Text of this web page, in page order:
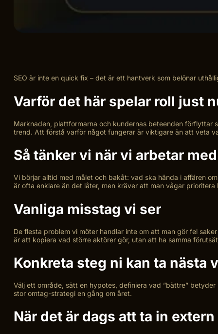
SEO är inte en quick fix – det är ett hantverk som belönar
Varför det här spelar roll just
Marknaden, plattformarna och kundernas beteenden
trend. Att förstå varför något fungerar är viktigare än att veta
Så tänker vi när vi arbetar
Vi börjar alltid med målet och bakåt: vad ska hända i affären
är ofta enklare än det låter, men kräver att man vågar
Vanliga misstag vi ser
De flesta problem vi möter handlar inte om att man gör fel
är att kopiera vad större aktörer gör, utan att ha samma
Konkreta steg ni kan ta nästa
Välj ett område, sätt en hypotes, definiera vad ”bättre”
stor omtag-strategi en gång om året.
När det är dags att ta in